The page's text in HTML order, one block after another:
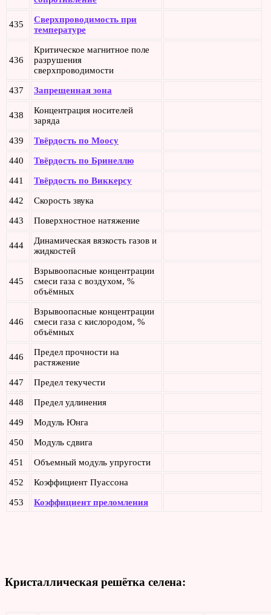
435
Сверхпроводимость при
температуре
436
Критическое магнитное поле
разрушения
сверхпроводимости
437 Запрещенная зона
438
Концентрация носителей
заряда
439 Твёрдость по Моосу
440 Твёрдость по Бринеллю
441 Твёрдость по Виккерсу
442 Скорость звука
443 Поверхностное натяжение
444
Динамическая вязкость газов и
жидкостей
445
Взрывоопасные концентрации
смеси газа с воздухом, %
объёмных
446
Взрывоопасные концентрации
смеси газа с кислородом, %
объёмных
446
Предел прочности на
растяжение
447 Предел текучести
448 Предел удлинения
449 Модуль Юнга
450 Модуль сдвига
451 Объемный модуль упругости
452 Коэффициент Пуассона
453 Коэффициент преломления
Кристаллическая решётка селена: